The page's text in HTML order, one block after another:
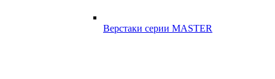
Верстаки серии MASTER